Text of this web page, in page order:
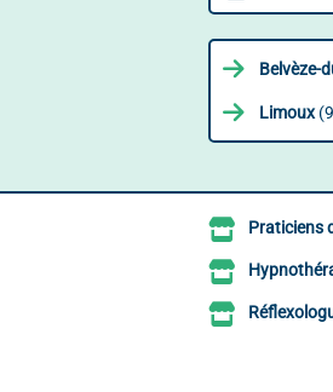
Belvèze-
Limoux
Praticiens